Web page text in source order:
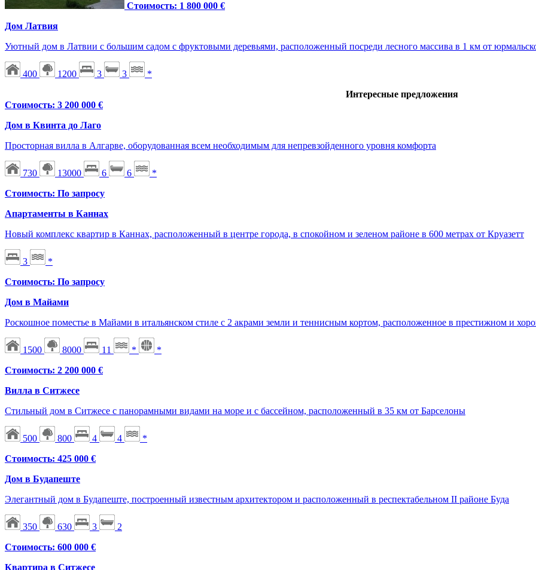
Стоимость: 1 800 000 €
Дом Латвия
Уютный дом в Латвии с большим садом с фруктовыми деревьями, расположенный посреди лесного массива в 1 км от
400 1200 3 3
*
Интересные предложения
Стоимость: 3 200 000 €
Дом в Квинта до Лаго
Просторная вилла в Алгарве, оборудованная всем необходимым для непревзойденного уровня комфорта
730 13000 6 6
*
Стоимость: По запросу
Апартаменты в Каннах
Новый комплекс квартир в Каннах, расположенный в центре города, в спокойном и зеленом районе в 600 метрах от Круазетт
3
*
Стоимость: По запросу
Дом в Майами
Роскошное поместье в Майами в итальянском стиле с 2 акрами земли и теннисным кортом, расположенное в престижном и
1500 8000 11 *
*
Стоимость: 2 200 000 €
Вилла в Ситжесе
Стильный дом в Ситжесе с панорамными видами на море и c бассейном, расположенный в 35 км от Барселоны
500 800 4 4
*
Стоимость: 425 000 €
Дом в Будапеште
Элегантный дом в Будапеште, построенный известным архитектором и расположенный в респектабельном II районе Буда
350 630 3
2
Стоимость: 600 000 €
Квартира в Ситжесе